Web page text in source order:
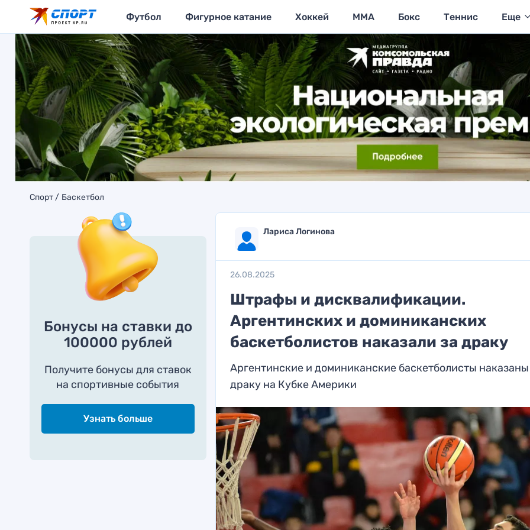
Футбол Фигурное катание Хоккей MMA Бокс Теннис Еще
Спорт Баскетбол
Бонусы на ставки до
100000 рублей
Получите бонусы для ставок
на спортивные события
Узнать больше
Лариса Логинова
26.08.2025
Штрафы и дисквалификации.
Аргентинских и доминиканских
баскетболистов наказали за драку
Аргентинские и доминиканские баскетболисты наказаны
драку на Кубке Америки